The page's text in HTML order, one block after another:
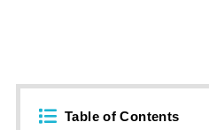
Table of Contents